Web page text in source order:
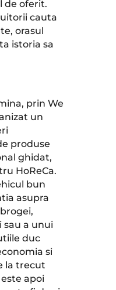
de oferit.
cauta
orasul
istoria sa
prin We
un
produse
ghidat,
HoReCa.
bun
asupra
sau a unui
duc
si
la trecut
apoi